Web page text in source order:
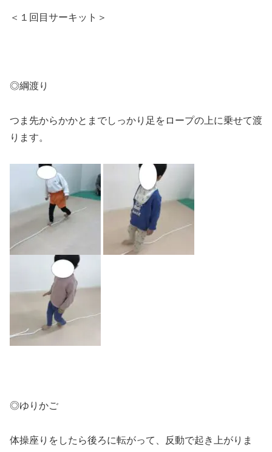
＜１回目サーキット＞
◎綱渡り
つま先からかかとまでしっかり足をロープの上に乗せて渡
ります。
◎ゆりかご
体操座りをしたら後ろに転がって、反動で起き上がりま